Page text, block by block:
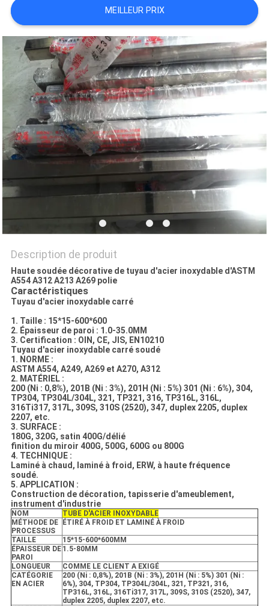
CAS
COMPANY
NEWS
PLAN
DU
SITE
POLICY
MEILLEUR PRIX
Description de produit
Haute soudée décorative de tuyau d'acier inoxydable d'ASTM
A554 A312 A213 A269 polie
Caractéristiques
Tuyau d'acier inoxydable carré
1. Taille : 15*15-600*600
2. Épaisseur de paroi : 1.0-35.0MM
3. Certification : OIN, CE, JIS, EN10210
Tuyau d'acier inoxydable carré soudé
1. NORME :
ASTM A554, A249, A269 et A270, A312
2. MATÉRIEL :
200 (Ni : 0,8%), 201B (Ni : 3%), 201H (Ni : 5%) 301 (Ni : 6%), 304,
TP304, TP304L/304L, 321, TP321, 316, TP316L, 316L,
316Ti317, 317L, 309S, 310S (2520), 347, duplex 2205, duplex
2207, etc.
3. SURFACE :
180G, 320G, satin 400G/délié
finition du miroir 400G, 500G, 600G ou 800G
4. TECHNIQUE :
Laminé à chaud, laminé à froid, ERW, à haute fréquence
soudé.
5. APPLICATION :
Construction de décoration, tapisserie d'ameublement,
instrument d'industrie
NOM
TUBE D'ACIER INOXYDABLE
MÉTHODE DE
PROCESSUS
ÉTIRÉ À FROID ET LAMINÉ À FROID
TAILLE
15*15-600*600MM
ÉPAISSEUR DE
PAROI
1.5-80MM
LONGUEUR
COMME LE CLIENT A EXIGÉ
CATÉGORIE
EN ACIER
200 (Ni : 0,8%), 201B (Ni : 3%), 201H (Ni : 5%) 301 (Ni :
6%), 304, TP304, TP304L/304L, 321, TP321, 316,
TP316L, 316L, 316Ti317, 317L, 309S, 310S (2520), 347,
duplex 2205, duplex 2207, etc.